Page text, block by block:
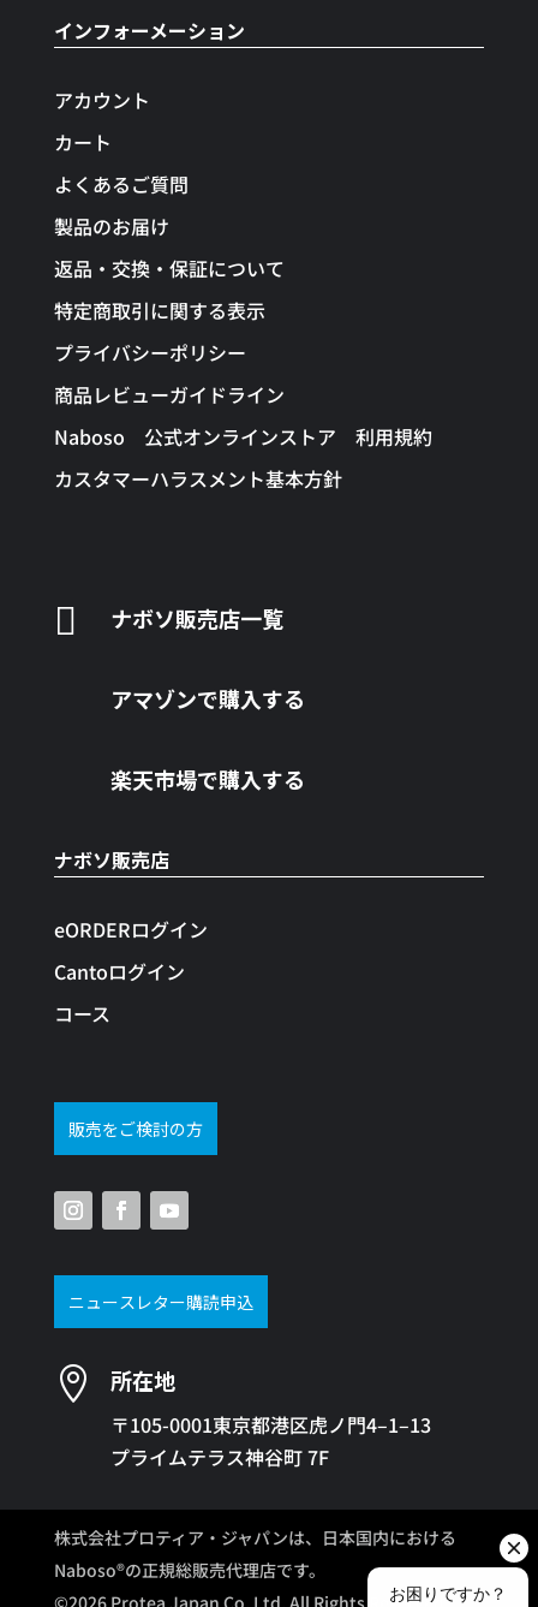
インフォーメーション
アカウント
カート
よくあるご質問
製品のお届け
返品・交換・保証について
特定商取引に関する表示
プライバシーポリシー
商品レビューガイドライン
Naboso 公式オンラインストア 利用規約
カスタマーハラスメント基本方針
 ナボソ販売店一覧
アマゾンで購入する
楽天市場で購入する
ナボソ販売店
eORDERログイン
Cantoログイン
コース
販売をご検討の方
ニュースレター購読申込
 所在地
〒105-0001東京都港区虎ノ門4–1–13
プライムテラス神谷町 7F
株式会社プロティア・ジャパンは、日本国内における
Naboso®の正規総販売代理店です。
©2026 Protea Japan Co. Ltd. All Rights Reserved.